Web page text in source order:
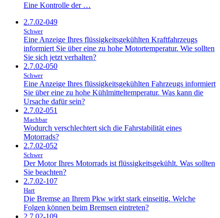
Eine Kontrolle der …
2.7.02-049
Schwer
Eine Anzeige Ihres flüssigkeitsgekühlten Kraftfahrzeugs
informiert Sie über eine zu hohe Motortemperatur. Wie sollten
Sie sich jetzt verhalten?
2.7.02-050
Schwer
Eine Anzeige Ihres flüssigkeitsgekühlten Fahrzeugs informiert
Sie über eine zu hohe Kühlmitteltemperatur. Was kann die
Ursache dafür sein?
2.7.02-051
Machbar
Wodurch verschlechtert sich die Fahrstabilität eines
Motorrads?
2.7.02-052
Schwer
Der Motor Ihres Motorrads ist flüssigkeitsgekühlt. Was sollten
Sie beachten?
2.7.02-107
Hart
Die Bremse an Ihrem Pkw wirkt stark einseitig. Welche
Folgen können beim Bremsen eintreten?
2.7.02-109